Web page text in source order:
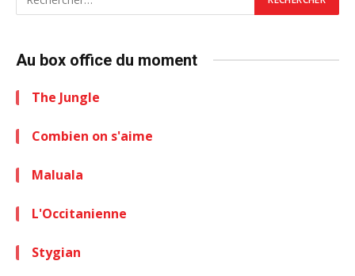
Au box office du moment
The Jungle
Combien on s'aime
Maluala
L'Occitanienne
Stygian